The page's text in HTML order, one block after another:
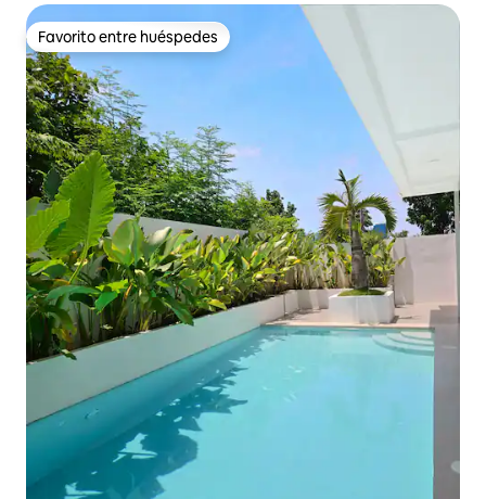
Favorito entre huéspedes
Favorito entre huéspedes